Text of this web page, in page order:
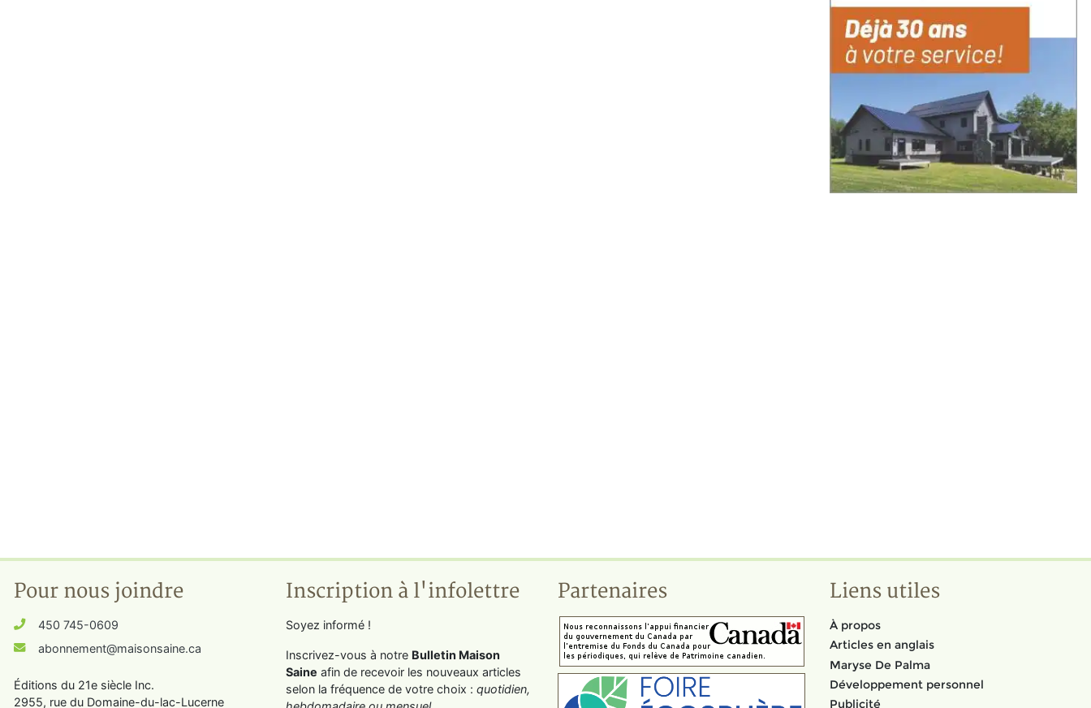
Pour nous joindre
450 745-0609
abonnement@maisonsaine.ca
Éditions du 21e siècle Inc.
2955, rue du Domaine-du-lac-Lucerne
Inscription à l'infolettre
Soyez informé !
Inscrivez-vous à notre Bulletin Maison
Saine afin de recevoir les nouveaux articles
selon la fréquence de votre choix : quotidien,
Partenaires Liens utiles
À propos
Articles en anglais
Maryse De Palma
Développement personnel
Publicité